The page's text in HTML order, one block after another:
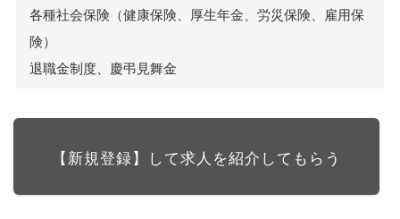
各種社会保険（健康保険、厚生年金、労災保険、雇用保
険）
退職金制度、慶弔見舞金
【新規登録】して求人を紹介してもらう